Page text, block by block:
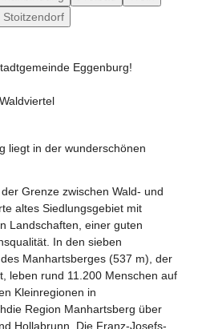
E-Government
Stoitzendorf
Eggenburg!
liegt in der wunderschönen
Grenze zwischen Wald- und
altes Siedlungsgebiet mit
Landschaften, einer guten
In den sieben
Manhartsberges (537 m), der
leben rund 11.200 Menschen auf
Kleinregionen in
Region Manhartsberg über
Hollabrunn. Die Franz-Josefs-